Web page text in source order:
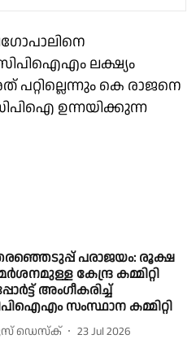
ലക്ഷ്യം
കെ രാജനെ
ഉന്നയിക്കുന്ന
പരാജയം: രൂക്ഷ
കേന്ദ്ര കമ്മിറ്റി
അംഗീകരിച്ച്
സംസ്ഥാന കമ്മിറ്റി
ഡെസ്ക് 23 Jul 2026